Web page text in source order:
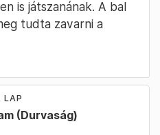
is játszanának. A bal
tudta zavarni a
LAP
(Durvaság)